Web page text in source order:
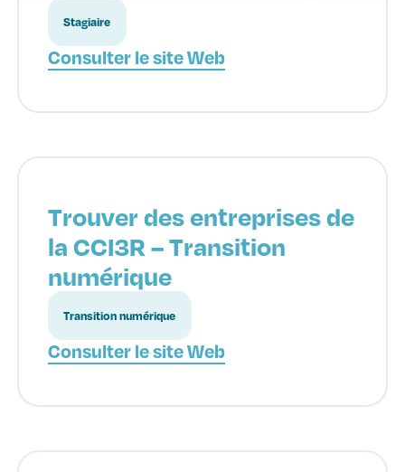
Stagiaire
Consulter le site Web
Trouver des entreprises de
la CCI3R – Transition
numérique
Transition numérique
Consulter le site Web